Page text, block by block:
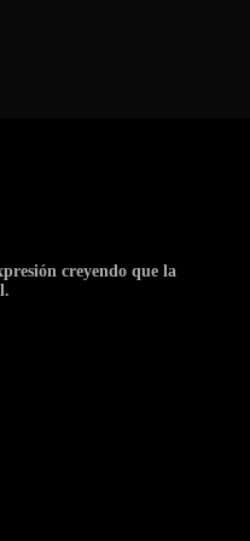
creyendo que la